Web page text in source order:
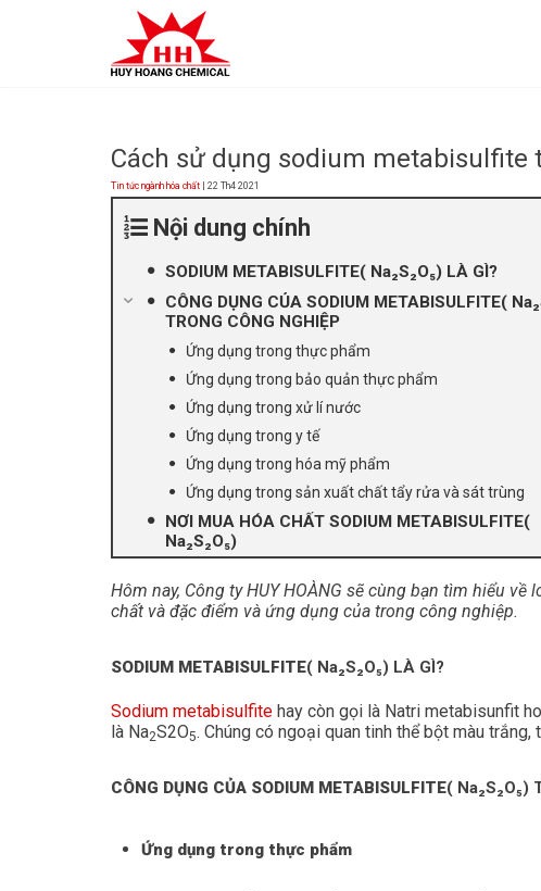
Cách sử dụng sodium metabisulfite
Tin tức ngành hóa chất | 22 Th4 2021
Nội dung chính
SODIUM METABISULFITE( Na₂S₂O₅) LÀ GÌ?
CÔNG DỤNG CỦA SODIUM METABISULFITE(
TRONG CÔNG NGHIỆP
Ứng dụng trong thực phẩm
Ứng dụng trong bảo quản thực phẩm
Ứng dụng trong xử lí nước
Ứng dụng trong y tế
Ứng dụng trong hóa mỹ phẩm
Ứng dụng trong sản xuất chất tẩy rửa và sát trùng
NƠI MUA HÓA CHẤT SODIUM METABISULFITE(
Na₂S₂O₅)
Hôm nay, Công ty HUY HOÀNG sẽ cùng bạn tìm hiểu
chất và đặc điểm và ứng dụng của trong công nghiệp.
SODIUM METABISULFITE( Na₂S₂O₅) LÀ GÌ?
Sodium metabisulfite hay còn gọi là Natri metabisunfit
là Na2S2O5. Chúng có ngoại quan tinh thể bột màu
CÔNG DỤNG CỦA SODIUM METABISULFITE( Na₂S₂O₅)
Ứng dụng trong thực phẩm